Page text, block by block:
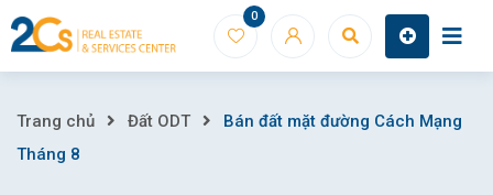
Skip
to
0
Bán
đất
Trang chủ Đất ODT
Bán đất mặt đường Cách Mạng
Tháng 8